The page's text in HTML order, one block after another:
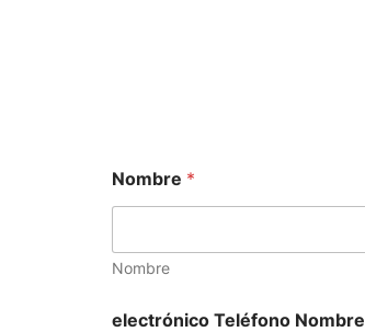
Nombre *
Nombre
electrónico Teléfono Nombre